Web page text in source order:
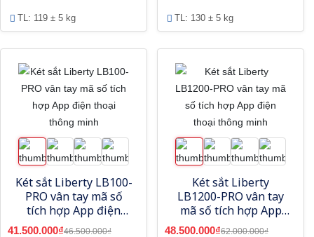
TL: 119 ± 5 kg TL: 130 ± 5 kg
Két sắt Liberty LB100-
PRO vân tay mã số
tích hợp App điện
thoại thông minh
41.500.000₫46.500.000₫
Két sắt Liberty
LB1200-PRO vân tay
mã số tích hợp App
điện thoại thông minh
48.500.000₫62.000.000₫